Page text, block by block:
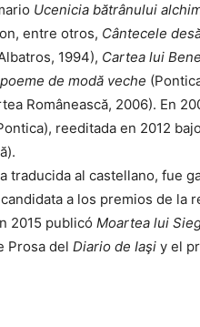
Ucenicia bătrânului
entre otros, Cântecele
1994), Cartea lui
de modă veche
Românească, 2006). En
reeditada en 2012
traducida al castellano, fue
a los premios de la
2015 publicó Moartea lui
Prosa del Diario de Iaşi y el